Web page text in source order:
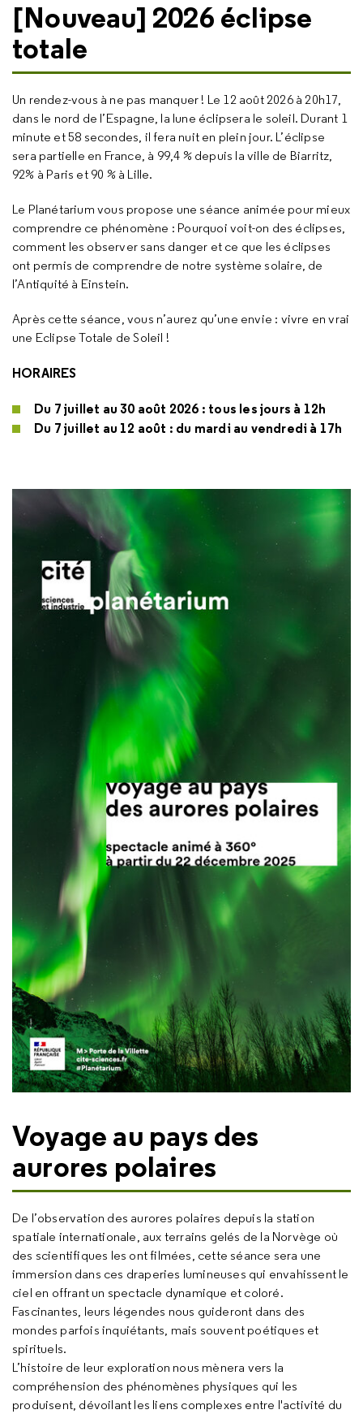
[Nouveau] 2026 éclipse
totale
Un rendez-vous à ne pas manquer ! Le 12 août 2026 à 20h17,
dans le nord de l’Espagne, la lune éclipsera le soleil. Durant 1
minute et 58 secondes, il fera nuit en plein jour. L’éclipse
sera partielle en France, à 99,4 % depuis la ville de Biarritz,
92% à Paris et 90 % à Lille.
Le Planétarium vous propose une séance animée pour mieux
comprendre ce phénomène : Pourquoi voit-on des éclipses,
comment les observer sans danger et ce que les éclipses
ont permis de comprendre de notre système solaire, de
l’Antiquité à Einstein.
Après cette séance, vous n’aurez qu’une envie : vivre en vrai
une Eclipse Totale de Soleil !
HORAIRES
Du 7 juillet au 30 août 2026 : tous les jours à 12h
Du 7 juillet au 12 août : du mardi au vendredi à 17h
Voyage au pays des
aurores polaires
De l’observation des aurores polaires depuis la station
spatiale internationale, aux terrains gelés de la Norvège où
des scientifiques les ont filmées, cette séance sera une
immersion dans ces draperies lumineuses qui envahissent le
ciel en offrant un spectacle dynamique et coloré.
Fascinantes, leurs légendes nous guideront dans des
mondes parfois inquiétants, mais souvent poétiques et
spirituels.
L’histoire de leur exploration nous mènera vers la
compréhension des phénomènes physiques qui les
produisent, dévoilant les liens complexes entre l'activité du